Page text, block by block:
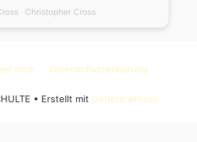
· Christopher Cross
mich Datenschutzerklärung
• Erstellt mit GeneratePress